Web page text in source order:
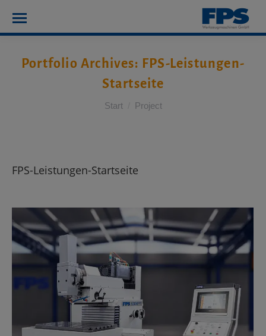
Portfolio Archives: FPS-Leistungen-
Startseite
Sie befinden sich hier:
Start Project
FPS-Leistungen-Startseite